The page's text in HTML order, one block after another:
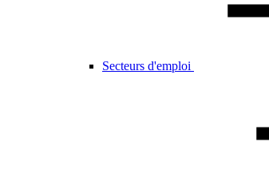
Secteurs d'emploi